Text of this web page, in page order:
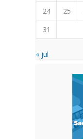
24
25
31
« jul